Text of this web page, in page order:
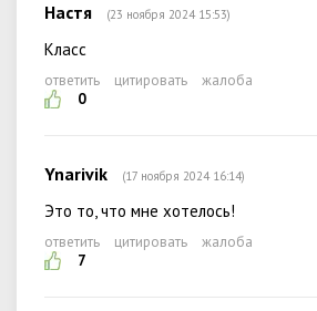
Настя (23 ноября 2024 15:53)
Класс
ответить цитировать
жалоба
0
Ynarivik (17 ноября 2024 16:14)
Это то, что мне хотелось!
ответить цитировать
жалоба
7